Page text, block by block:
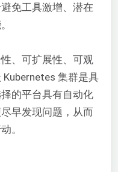
免工具激增、潜在
、可扩展性、可观
集群是具
的平台具有自动化
早发现问题，从而
。